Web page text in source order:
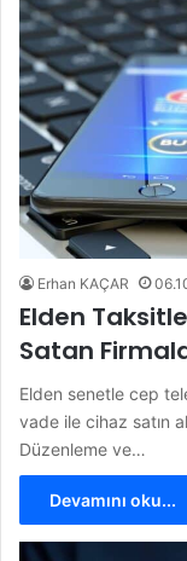
Erhan KAÇAR
Elden
Satan
Elden senetle cep
vade ile cihaz satın
Düzenleme ve…
Devamını oku...